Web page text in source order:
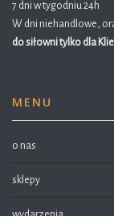
7 dni w tygodniu 24h
W dni niehandlowe,
do siłowni tylko dla
MENU
o nas
sklepy